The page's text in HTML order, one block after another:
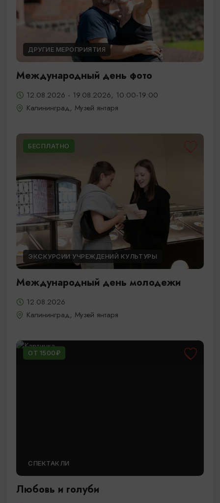
ДРУГИЕ МЕРОПРИЯТИЯ
Международный день фото
12.08.2026 - 19.08.2026, 10:00-19:00
Калининград, Музей янтаря
БЕСПЛАТНО
ЭКСКУРСИИ УЧРЕЖДЕНИЙ КУЛЬТУРЫ
Международный день молодежи
12.08.2026
Калининград, Музей янтаря
ОТ 1500₽
СПЕКТАКЛИ
Любовь и голуби